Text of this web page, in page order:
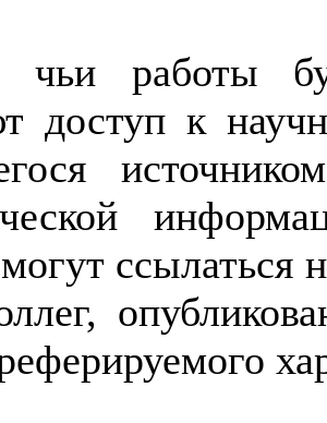
чьи работы
доступ к
ссылаться